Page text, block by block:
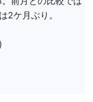
2ケ月ぶり。